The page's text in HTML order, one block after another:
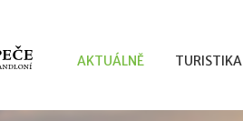
AKTUÁLNĚ TURISTIKA